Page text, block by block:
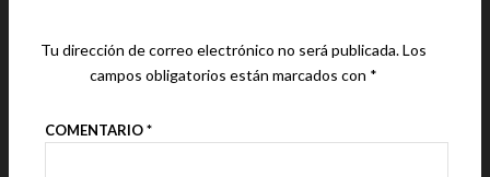
Tu dirección de correo electrónico no será publicada.Los
campos obligatorios están marcados con *
COMENTARIO*